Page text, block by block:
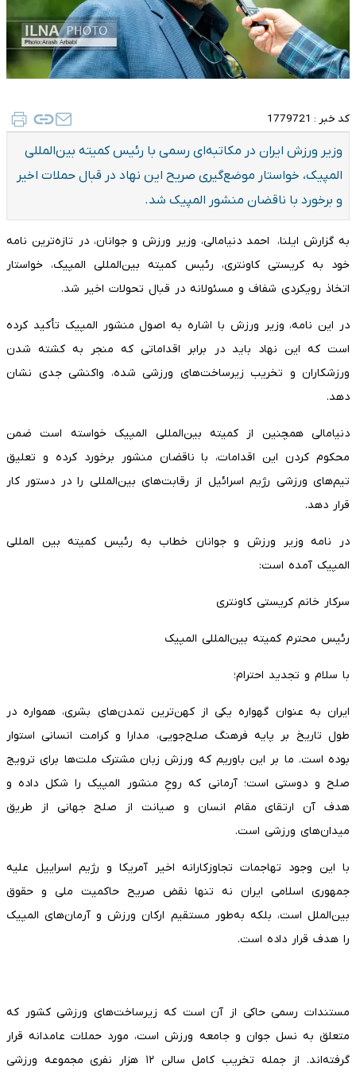
کد خبر : 1779721
وزیر ورزش ایران در مکاتبه‌ای رسمی با رئیس کمیته بین‌المللی
المپیک، خواستار موضع‌گیری صریح این نهاد در قبال حملات اخیر
و برخورد با ناقضان منشور المپیک شد.
به گزارش ایلنا، احمد دنیامالی، وزیر ورزش و جوانان، در تازه‌ترین نامه
خود به کریستی کاونتری، رئیس کمیته بین‌المللی المپیک، خواستار
اتخاذ رویکردی شفاف و مسئولانه در قبال تحولات اخیر شد.
در این نامه، وزیر ورزش با اشاره به اصول منشور المپیک تأکید کرده
است که این نهاد باید در برابر اقداماتی که منجر به کشته شدن
ورزشکاران و تخریب زیرساخت‌های ورزشی شده، واکنشی جدی نشان
دهد.
دنیامالی همچنین از کمیته بین‌المللی المپیک خواسته است ضمن
محکوم کردن این اقدامات، با ناقضان منشور برخورد کرده و تعلیق
تیم‌های ورزشی رژیم اسرائیل از رقابت‌های بین‌المللی را در دستور کار
قرار دهد.
در نامه وزیر ورزش و جوانان خطاب به رئیس کمیته بین المللی
المپیک آمده است:
سرکار خانم کریستی کاونتری
رئیس محترم کمیته بین‌المللی المپیک
با سلام و تجدید احترام؛
ایران به عنوان گهواره یکی از کهن‌ترین تمدن‌های بشری، همواره در
طول تاریخ بر پایه فرهنگ صلح‌جویی، مدارا و کرامت انسانی استوار
بوده است. ما بر این باوریم که ورزش زبان مشترک ملت‌ها برای ترویج
صلح و دوستی است؛ آرمانی که روحِ منشور المپیک را شکل داده و
هدف آن ارتقای مقام انسان و صیانت از صلح جهانی از طریق
میدان‌های ورزشی است.
با این وجود تهاجمات تجاوزکارانه اخیر آمریکا و رژیم اسراییل علیه
جمهوری اسلامی ایران نه تنها نقض صریح حاکمیت ملی و حقوق
بین‌الملل است، بلکه به‌طور مستقیم ارکان ورزش و آرمان‌های المپیک
را هدف قرار داده است.
مستندات رسمی حاکی از آن است که زیرساخت‌های ورزشی کشور که
متعلق به نسل جوان و جامعه ورزش است، مورد حملات عامدانه قرار
گرفته‌اند. از جمله تخریب کامل سالن ۱۲ هزار نفری مجموعه ورزشی